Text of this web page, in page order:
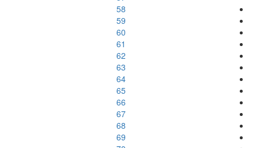
58
59
60
61
62
63
64
65
66
67
68
69